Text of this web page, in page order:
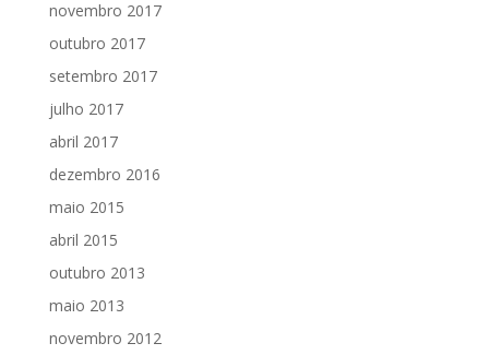
novembro 2017
outubro 2017
setembro 2017
julho 2017
abril 2017
dezembro 2016
maio 2015
abril 2015
outubro 2013
maio 2013
novembro 2012